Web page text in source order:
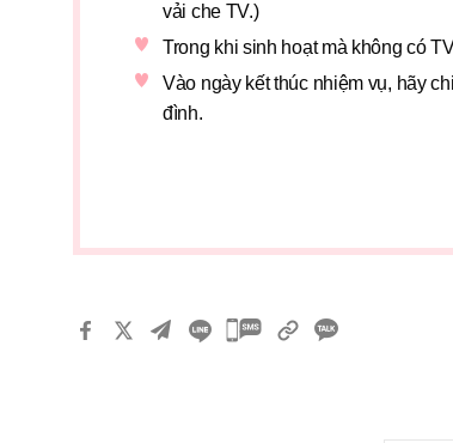
vải che TV.)
Trong khi sinh hoạt mà không có
Vào ngày kết thúc nhiệm vụ, hãy
đình.
카